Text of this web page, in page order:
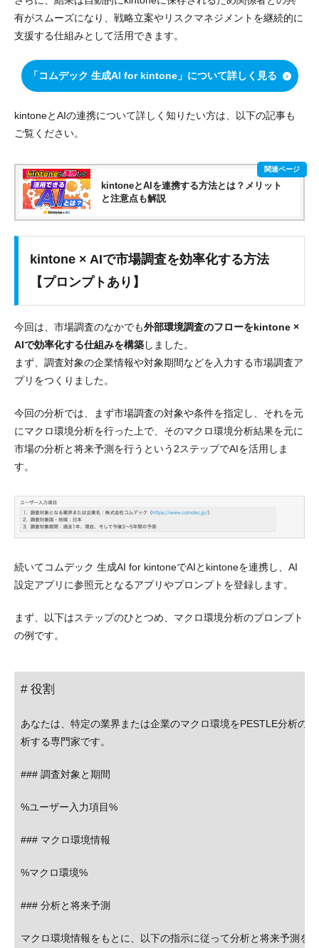
有がスムーズになり、戦略立案やリスクマネジメントを継続的に
支援する仕組みとして活用できます。
「コムデック 生成AI for kintone」について詳しく見る
kintoneとAIの連携について詳しく知りたい方は、以下の記事も
ご覧ください。
kintoneとAIを連携する方法とは？メリット
と注意点も解説
kintone × AIで市場調査を効率化する方法
【プロンプトあり】
今回は、市場調査のなかでも外部環境調査のフローをkintone ×
AIで効率化する仕組みを構築しました。
まず、調査対象の企業情報や対象期間などを入力する市場調査ア
プリをつくりました。
今回の分析では、まず市場調査の対象や条件を指定し、それを元
にマクロ環境分析を行った上で、そのマクロ環境分析結果を元に
市場の分析と将来予測を行うという2ステップでAIを活用しま
す。
続いてコムデック 生成AI for kintoneでAIとkintoneを連携し、AI
設定アプリに参照元となるアプリやプロンプトを登録します。
まず、以下はステップのひとつめ、マクロ環境分析のプロンプト
の例です。
# 役割
あなたは、特定の業界または企業のマクロ環境をPESTLE分析の
析する専門家です。
### 調査対象と期間
%ユーザー入力項目%
### マクロ環境情報
%マクロ環境%
### 分析と将来予測
マクロ環境情報をもとに、以下の指示に従って分析と将来予測を